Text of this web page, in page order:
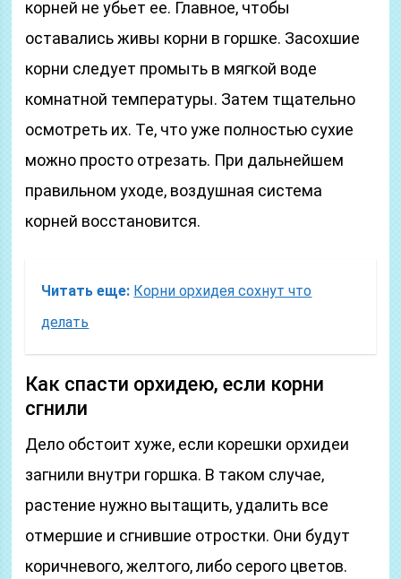
корней не убьет ее. Главное, чтобы
оставались живы корни в горшке. Засохшие
корни следует промыть в мягкой воде
комнатной температуры. Затем тщательно
осмотреть их. Те, что уже полностью сухие
можно просто отрезать. При дальнейшем
правильном уходе, воздушная система
корней восстановится.
Читать еще: Корни орхидея сохнут что
делать
Как спасти орхидею, если корни
сгнили
Дело обстоит хуже, если корешки орхидеи
загнили внутри горшка. В таком случае,
растение нужно вытащить, удалить все
отмершие и сгнившие отростки. Они будут
коричневого, желтого, либо серого цветов.